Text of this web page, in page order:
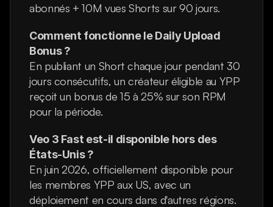
abonnés + 10M vues Shorts sur 90 jours.
Comment fonctionne le Daily Upload
Bonus ?
En publiant un Short chaque jour pendant 30
jours consécutifs, un créateur éligible au YPP
reçoit un bonus de 15 à 25% sur son RPM
pour la période.
Veo 3 Fast est-il disponible hors des
États-Unis ?
En juin 2026, officiellement disponible pour
les membres YPP aux US, avec un
déploiement en cours dans d'autres régions.